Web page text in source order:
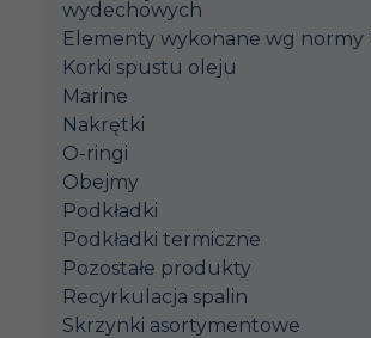
wydechowych
Elementy wykonane wg normy
Korki spustu oleju
Marine
Nakrętki
O-ringi
Obejmy
Podkładki
Podkładki termiczne
Pozostałe produkty
Recyrkulacja spalin
Skrzynki asortymentowe